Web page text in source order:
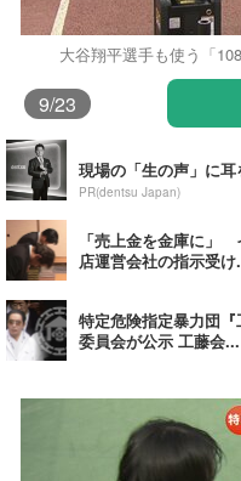
大谷翔平選手も使う「
9/23
現場の「生の声」に
PR(dentsu Japan)
「売上金を金庫に」
店運営会社の指示受け
特定危険指定暴力団
委員会が公示 工藤会...